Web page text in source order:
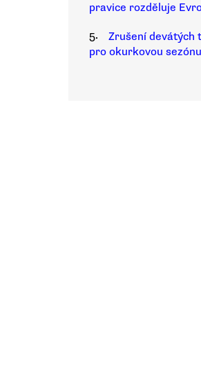
pravice rozděluje
5.
Zrušení devátých
pro okurkovou sezónu